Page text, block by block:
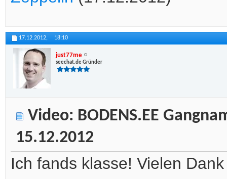
17.12.2012, 18:10
just77me
seechat.de Gründer
Video: BODENS.EE
15.12.2012
Ich fands klasse! Vielen